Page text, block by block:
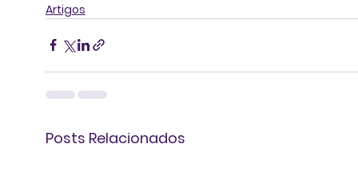
Artigos
Posts Relacionados